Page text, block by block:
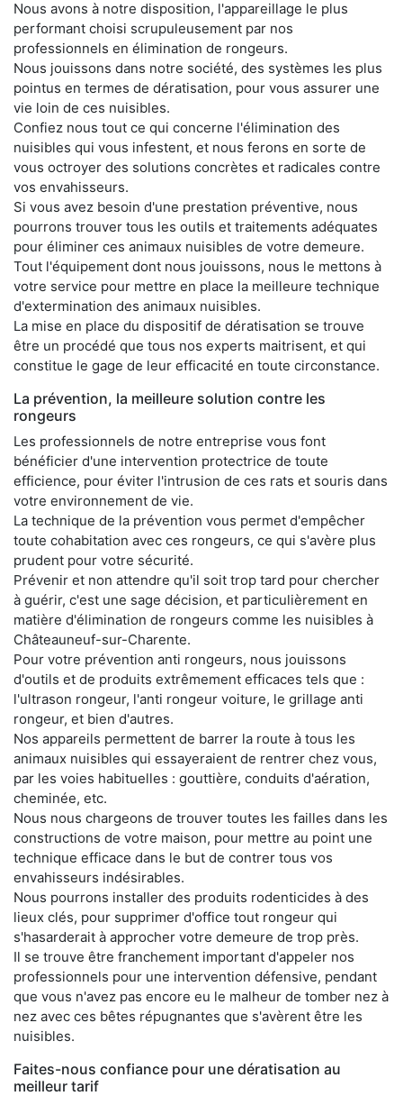
Nous avons à notre disposition, l'appareillage le plus
performant choisi scrupuleusement par nos
professionnels en élimination de rongeurs.
Nous jouissons dans notre société, des systèmes les plus
pointus en termes de dératisation, pour vous assurer une
vie loin de ces nuisibles.
Confiez nous tout ce qui concerne l'élimination des
nuisibles qui vous infestent, et nous ferons en sorte de
vous octroyer des solutions concrètes et radicales contre
vos envahisseurs.
Si vous avez besoin d'une prestation préventive, nous
pourrons trouver tous les outils et traitements adéquates
pour éliminer ces animaux nuisibles de votre demeure.
Tout l'équipement dont nous jouissons, nous le mettons à
votre service pour mettre en place la meilleure technique
d'extermination des animaux nuisibles.
La mise en place du dispositif de dératisation se trouve
être un procédé que tous nos experts maitrisent, et qui
constitue le gage de leur efficacité en toute circonstance.
La prévention, la meilleure solution contre les
rongeurs
Les professionnels de notre entreprise vous font
bénéficier d'une intervention protectrice de toute
efficience, pour éviter l'intrusion de ces rats et souris dans
votre environnement de vie.
La technique de la prévention vous permet d'empêcher
toute cohabitation avec ces rongeurs, ce qui s'avère plus
prudent pour votre sécurité.
Prévenir et non attendre qu'il soit trop tard pour chercher
à guérir, c'est une sage décision, et particulièrement en
matière d'élimination de rongeurs comme les nuisibles à
Châteauneuf-sur-Charente.
Pour votre prévention anti rongeurs, nous jouissons
d'outils et de produits extrêmement efficaces tels que :
l'ultrason rongeur, l'anti rongeur voiture, le grillage anti
rongeur, et bien d'autres.
Nos appareils permettent de barrer la route à tous les
animaux nuisibles qui essayeraient de rentrer chez vous,
par les voies habituelles : gouttière, conduits d'aération,
cheminée, etc.
Nous nous chargeons de trouver toutes les failles dans les
constructions de votre maison, pour mettre au point une
technique efficace dans le but de contrer tous vos
envahisseurs indésirables.
Nous pourrons installer des produits rodenticides à des
lieux clés, pour supprimer d'office tout rongeur qui
s'hasarderait à approcher votre demeure de trop près.
Il se trouve être franchement important d'appeler nos
professionnels pour une intervention défensive, pendant
que vous n'avez pas encore eu le malheur de tomber nez à
nez avec ces bêtes répugnantes que s'avèrent être les
nuisibles.
Faites-nous confiance pour une dératisation au
meilleur tarif